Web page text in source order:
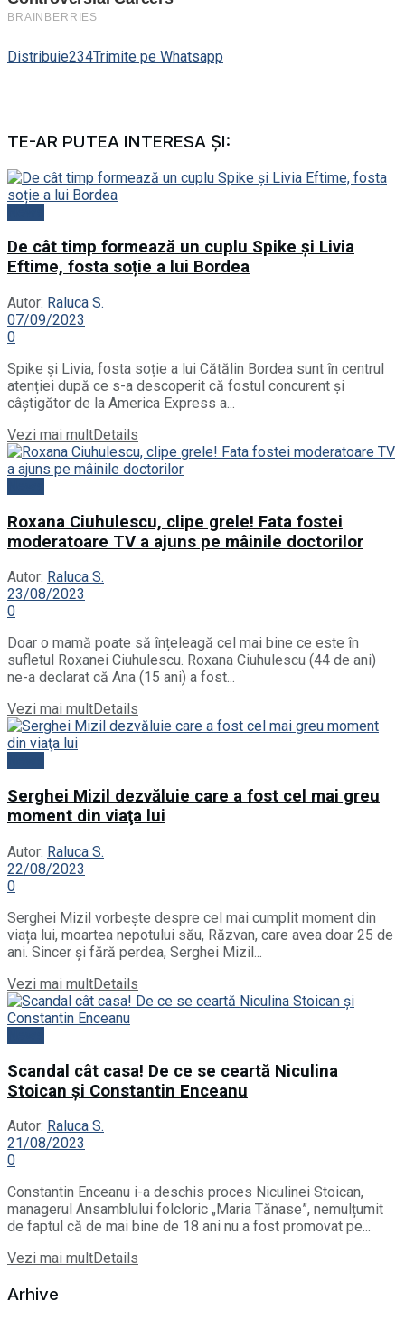
Distribuie234Trimite pe Whatsapp
TE-AR PUTEA INTERESA ȘI:
De cât timp formează un cuplu Spike și Livia
Eftime, fosta soție a lui Bordea
Autor: Raluca S.
07/09/2023
0
Spike și Livia, fosta soție a lui Cătălin Bordea sunt în centrul
atenției după ce s-a descoperit că fostul concurent și
câștigător de la America Express a...
Vezi mai multDetails
Roxana Ciuhulescu, clipe grele! Fata fostei
moderatoare TV a ajuns pe mâinile doctorilor
Autor: Raluca S.
23/08/2023
0
Doar o mamă poate să înțeleagă cel mai bine ce este în
sufletul Roxanei Ciuhulescu. Roxana Ciuhulescu (44 de ani)
ne-a declarat că Ana (15 ani) a fost...
Vezi mai multDetails
Serghei Mizil dezvăluie care a fost cel mai greu
moment din viaţa lui
Autor: Raluca S.
22/08/2023
0
Serghei Mizil vorbește despre cel mai cumplit moment din
viața lui, moartea nepotului său, Răzvan, care avea doar 25 de
ani. Sincer și fără perdea, Serghei Mizil...
Vezi mai multDetails
Scandal cât casa! De ce se ceartă Niculina
Stoican și Constantin Enceanu
Autor: Raluca S.
21/08/2023
0
Constantin Enceanu i-a deschis proces Niculinei Stoican,
managerul Ansamblului folcloric „Maria Tănase”, nemulțumit
de faptul că de mai bine de 18 ani nu a fost promovat pe...
Vezi mai multDetails
Arhive